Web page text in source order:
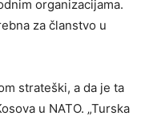
organizacijama.
za članstvo u
strateški, a da je ta
u NATO. „Turska